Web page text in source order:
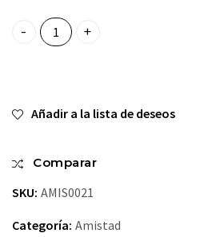
Un lazo de Amistad quantity
Añadir a la lista de deseos
Comparar
SKU: AMIS0021
Categoría: Amistad